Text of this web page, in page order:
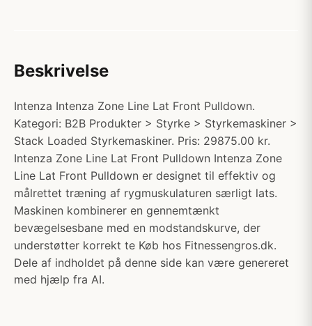
Beskrivelse
Intenza Intenza Zone Line Lat Front Pulldown.
Kategori: B2B Produkter > Styrke > Styrkemaskiner >
Stack Loaded Styrkemaskiner. Pris: 29875.00 kr.
Intenza Zone Line Lat Front Pulldown Intenza Zone
Line Lat Front Pulldown er designet til effektiv og
målrettet træning af rygmuskulaturen særligt lats.
Maskinen kombinerer en gennemtænkt
bevægelsesbane med en modstandskurve, der
understøtter korrekt te Køb hos Fitnessengros.dk.
Dele af indholdet på denne side kan være genereret
med hjælp fra AI.